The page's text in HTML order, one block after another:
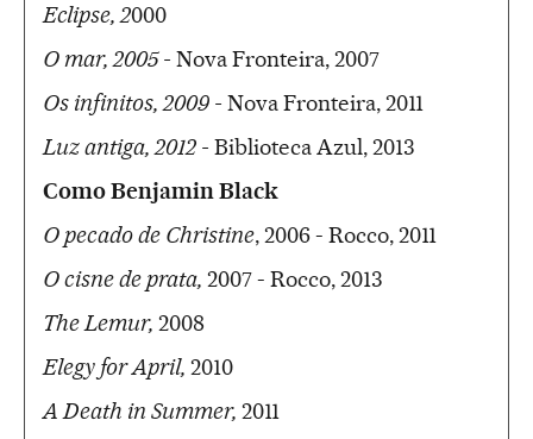
Eclipse, 2000
O mar, 2005 - Nova Fronteira, 2007
Os infinitos, 2009 - Nova Fronteira, 2011
Luz antiga, 2012 - Biblioteca Azul, 2013
Como Benjamin Black
O pecado de Christine, 2006 - Rocco, 2011
O cisne de prata, 2007 - Rocco, 2013
The Lemur, 2008
Elegy for April, 2010
A Death in Summer, 2011